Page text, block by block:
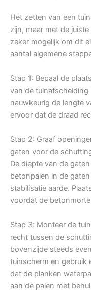
Het zetten van een
zijn, maar met de
zeker mogelijk om dit
aantal algemene
Stap 1: Bepaal de
van de
nauwkeurig de lengte
ervoor dat de draad
Stap 2: Graaf
gaten voor de
De diepte van de
betonpalen in de
stabilisatie aarde.
voordat de
Stap 3: Monteer de
recht tussen de
bovenzijde steeds
tuinscherm en gebruik
dat de planken
aan de palen met